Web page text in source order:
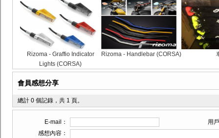
Rizoma - Graffio Indicator
Lights (CORSA)
Rizoma - Handlebar (CORSA)
會員感想分享
總計 0 個記錄，共 1 頁。
E-mail：
用
感想內容：